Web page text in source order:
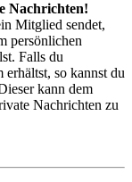
Nachrichten!
Mitglied sendet,
persönlichen
Falls du
erhältst, so kannst du
kann dem
Nachrichten zu